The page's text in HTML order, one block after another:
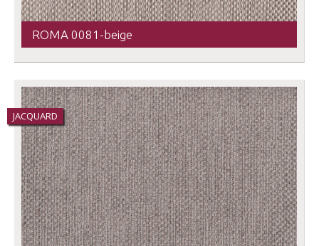
ROMA 0081-beige
JACQUARD